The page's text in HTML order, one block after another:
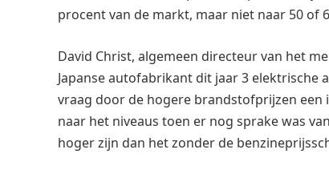
procent van de markt, maar niet naar 50 of
David Christ, algemeen directeur van het
Japanse autofabrikant dit jaar 3 elektrische
vraag door de hogere brandstofprijzen
naar het niveaus toen er nog sprake was
hoger zijn dan het zonder de